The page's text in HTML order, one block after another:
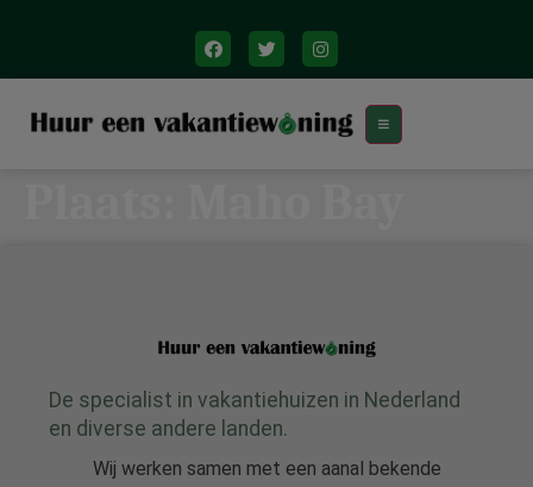
De specialist in vakantiehuizen in Nederland
en diverse andere landen.
Wij werken samen met een aanal bekende